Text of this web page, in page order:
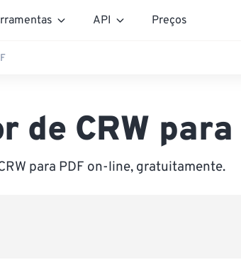
API Preços
de CRW para
para PDF on-line, gratuitamente.